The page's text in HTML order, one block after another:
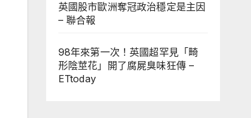
英國股市歐洲奪冠政治穩定是主因
– 聯合報
98年來第一次！英國超罕見「畸
形陰莖花」開了腐屍臭味狂傳 –
ETtoday